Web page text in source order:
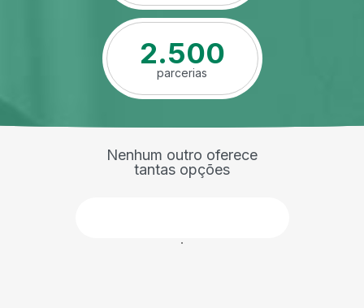
2.500
parcerias
Nenhum outro oferece
tantas opções